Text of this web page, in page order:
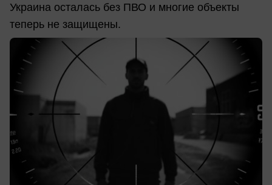
Украина осталась без ПВО и многие объекты
теперь не защищены.